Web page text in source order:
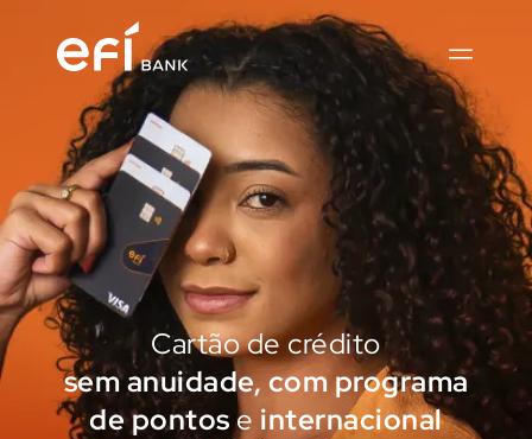
Cartão de crédito
sem anuidade, com programa
de pontose internacional